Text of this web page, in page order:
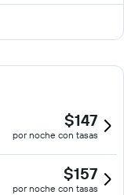
$147
por noche con tasas
$157
por noche con tasas